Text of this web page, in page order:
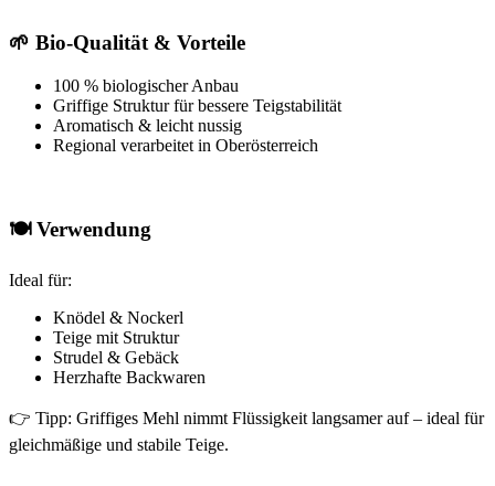
🌱 Bio-Qualität & Vorteile
100 % biologischer Anbau
Griffige Struktur für bessere Teigstabilität
Aromatisch & leicht nussig
Regional verarbeitet in Oberösterreich
🍽️ Verwendung
Ideal für:
Knödel & Nockerl
Teige mit Struktur
Strudel & Gebäck
Herzhafte Backwaren
👉 Tipp: Griffiges Mehl nimmt Flüssigkeit langsamer auf – ideal für
gleichmäßige und stabile Teige.